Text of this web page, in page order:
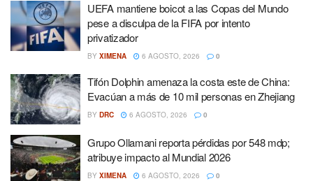
UEFA mantiene boicot a las Copas del Mundo
pese a disculpa de la FIFA por intento
privatizador
BY XIMENA 6 AGOSTO, 2026 0
Tifón Dolphin amenaza la costa este de China:
Evacúan a más de 10 mil personas en Zhejiang
BY DRC 6 AGOSTO, 2026 0
Grupo Ollamani reporta pérdidas por 548 mdp;
atribuye impacto al Mundial 2026
BY XIMENA 6 AGOSTO, 2026 0